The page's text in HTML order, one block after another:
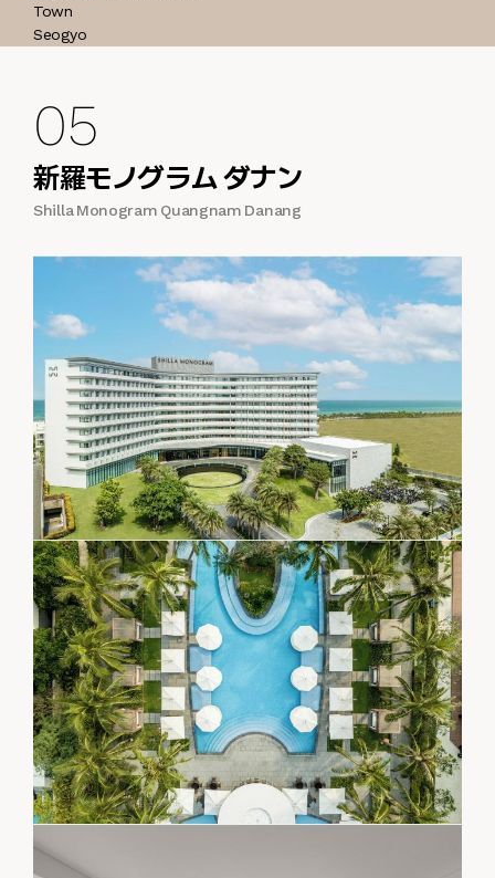
05
新羅モノグラム ダナン
Shilla Monogram Quangnam Danang